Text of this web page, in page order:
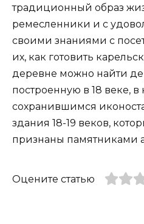
традиционный образ
ремесленники и с
своими знаниями с
их, как готовить
деревне можно найти
построенную в 18 веке, в
сохранившимся
здания 18-19 веков,
признаны памятниками
Оцените статью